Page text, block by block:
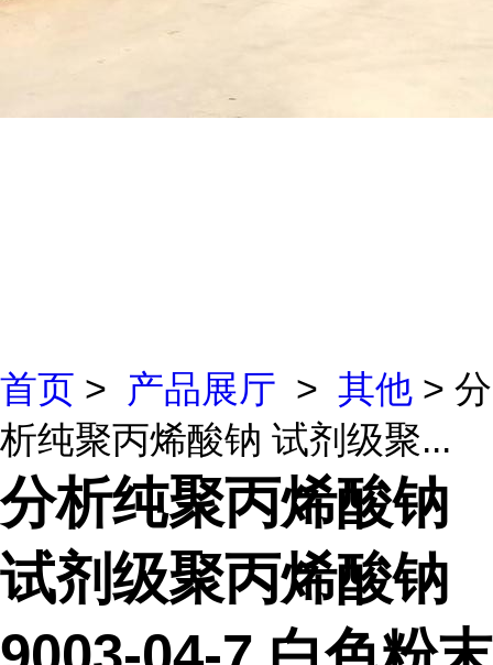
首页 > 产品展厅 > 其他 > 分
析纯聚丙烯酸钠 试剂级聚...
分析纯聚丙烯酸钠
试剂级聚丙烯酸钠